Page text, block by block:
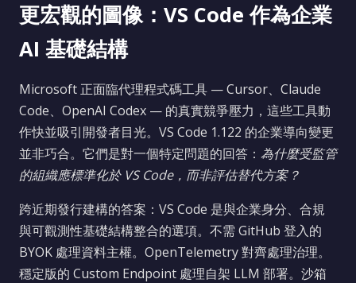
更宏觀的圖像：VS Code 作為企業
AI 基礎結構
Microsoft 正面臨代理程式碼工具 — Cursor、Claude
Code、OpenAI Codex — 的真實競爭壓力，這些工具動
作快並吸引開發者目光。VS Code 1.122 的企業導向變更
並非巧合。它們是對一個特定問題的回答： 為什麼受監管
的組織應標準化於 VS Code，而非評估替代方案？
跨近期發行建構的答案：VS Code 是與企業身分、合規
與可觀測性基礎結構整合的選項。不需 GitHub 登入的
BYOK 處理資料主權。OpenTelemetry 對齊處理治理。
穩定版的 Custom Endpoint 處理自架 LLM 部署。沙箱